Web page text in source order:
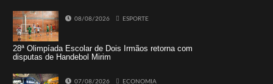
08/08/2026 ESPORTE
28ª Olimpíada Escolar de Dois Irmãos retorna com
disputas de Handebol Mirim
07/08/2026 ECONOMIA